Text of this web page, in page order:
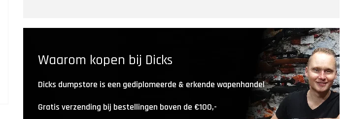
Waarom kopen bij Dicks
Dicks dumpstore is een gediplomeerde & erkende wapenhandel
Gratis verzending bij bestellingen boven de €100,-